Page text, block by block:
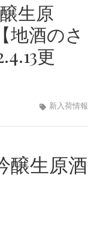
生原
地酒のさ
更
新入荷情報
醸生原酒